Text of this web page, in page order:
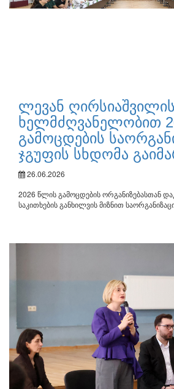
ლევან ღირსიაშვილის
ხელმძღვანელობით
გამოცდების
ჯგუფის სხდომა
26.06.2026
2026 წლის გამოცდების ორგანიზებასთან
საკითხების განხილვის მიზნით